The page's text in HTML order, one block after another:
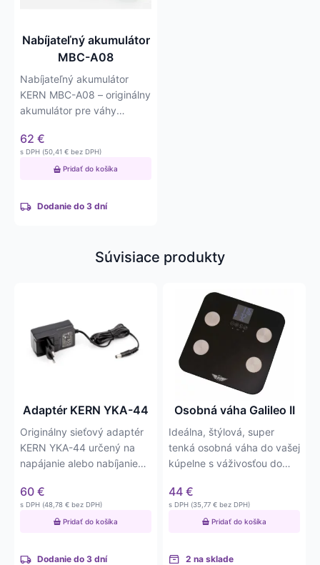
Nabíjateľný akumulátor
MBC-A08
Nabíjateľný akumulátor
KERN MBC-A08 – originálny
akumulátor pre váhy
62 €
s DPH (50,41 € bez DPH)
Pridať do košíka
Dodanie do 3 dní
Súvisiace produkty
Adaptér KERN YKA-44
Originálny sieťový adaptér
KERN YKA-44 určený na
napájanie alebo nabíjanie
60 €
s DPH (48,78 € bez DPH)
Pridať do košíka
Dodanie do 3 dní
Osobná váha Galileo II
Ideálna, štýlová, super
tenká osobná váha do vašej
kúpelne s váživosťou do
44 €
s DPH (35,77 € bez DPH)
Pridať do košíka
2 na sklade